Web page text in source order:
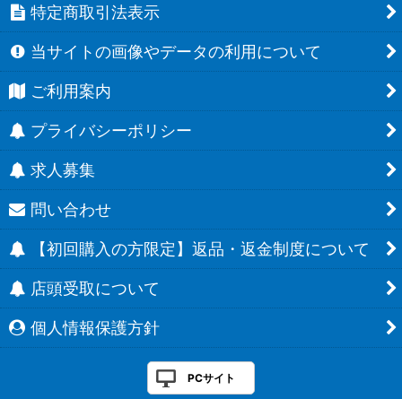
特定商取引法表示
当サイトの画像やデータの利用について
ご利用案内
プライバシーポリシー
求人募集
問い合わせ
【初回購入の方限定】返品・返金制度について
店頭受取について
個人情報保護方針
PCサイト